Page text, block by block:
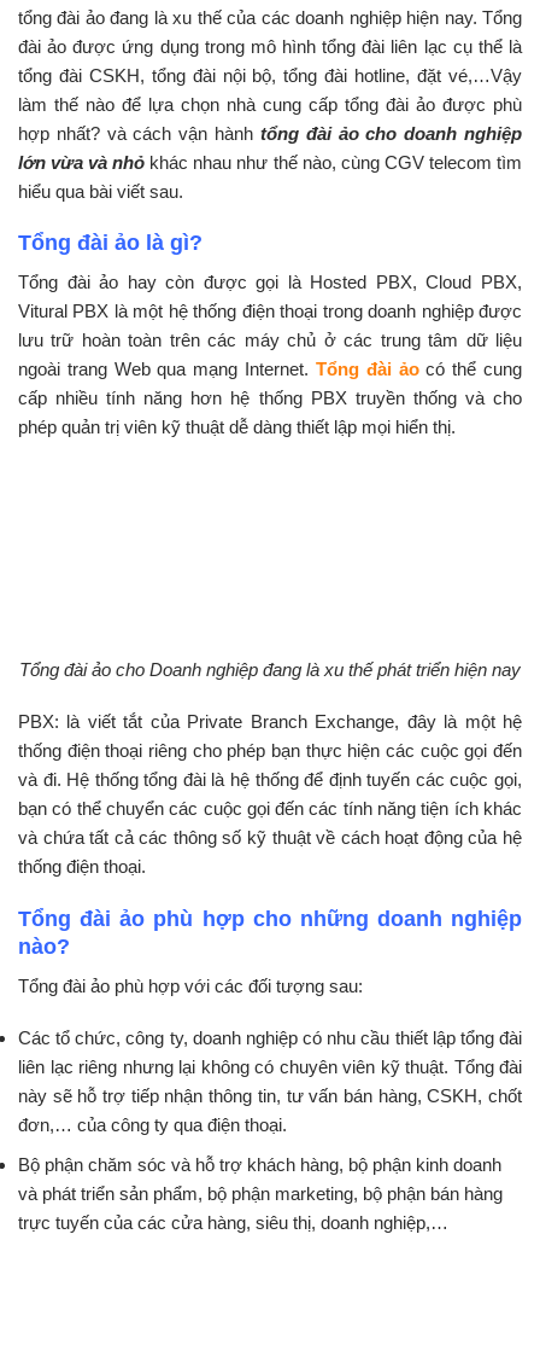
tổng đài ảo đang là xu thế của các doanh nghiệp hiện nay. Tổng
đài ảo được ứng dụng trong mô hình tổng đài liên lạc cụ thể là
tổng đài CSKH, tổng đài nội bộ, tổng đài hotline, đặt vé,…Vậy
làm thế nào để lựa chọn nhà cung cấp tổng đài ảo được phù
hợp nhất? và cách vận hành tổng đài ảo cho doanh nghiệp
lớn vừa và nhỏ khác nhau như thế nào, cùng CGV telecom tìm
hiểu qua bài viết sau.
Tổng đài ảo là gì?
Tổng đài ảo hay còn được gọi là Hosted PBX, Cloud PBX,
Vitural PBX là một hệ thống điện thoại trong doanh nghiệp được
lưu trữ hoàn toàn trên các máy chủ ở các trung tâm dữ liệu
ngoài trang Web qua mạng Internet. Tổng đài ảocó thể cung
cấp nhiều tính năng hơn hệ thống PBX truyền thống và cho
phép quản trị viên kỹ thuật dễ dàng thiết lập mọi hiển thị.
Tổng đài ảo cho Doanh nghiệp đang là xu thế phát triển hiện nay
PBX: là viết tắt của Private Branch Exchange, đây là một hệ
thống điện thoại riêng cho phép bạn thực hiện các cuộc gọi đến
và đi. Hệ thống tổng đài là hệ thống để định tuyến các cuộc gọi,
bạn có thể chuyển các cuộc gọi đến các tính năng tiện ích khác
và chứa tất cả các thông số kỹ thuật về cách hoạt động của hệ
thống điện thoại.
Tổng đài ảo phù hợp cho những doanh nghiệp
nào?
Tổng đài ảo phù hợp với các đối tượng sau:
Các tổ chức, công ty, doanh nghiệp có nhu cầu thiết lập tổng đài
liên lạc riêng nhưng lại không có chuyên viên kỹ thuật. Tổng đài
này sẽ hỗ trợ tiếp nhận thông tin, tư vấn bán hàng, CSKH, chốt
đơn,… của công ty qua điện thoại.
Bộ phận chăm sóc và hỗ trợ khách hàng, bộ phận kinh doanh
và phát triển sản phẩm, bộ phận marketing, bộ phận bán hàng
trực tuyến của các cửa hàng, siêu thị, doanh nghiệp,…